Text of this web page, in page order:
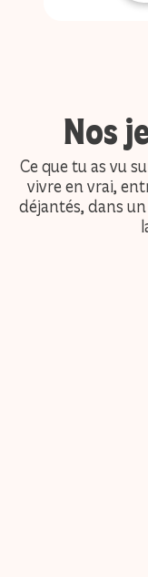
Nos
Ce que tu as vu
vivre en vrai,
déjantés, dans